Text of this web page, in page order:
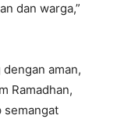
dan warga,”
aman,
Ramadhan,
semangat